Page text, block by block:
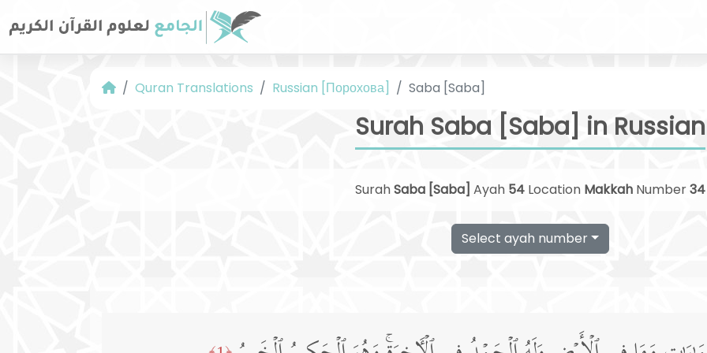
Quran Translations Russian [Порохова] Saba [Saba]
Surah Saba [Saba] in Russian
SurahSaba [Saba] Ayah 54 Location Makkah Number34
Select ayah number